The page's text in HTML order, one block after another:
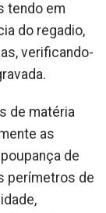
tendo em
do regadio,
verificando-
de matéria
as
de
perímetros de